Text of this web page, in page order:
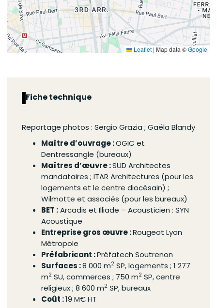
Leaflet |Map data ©Google
Fiche technique
Reportage photos : Sergio Grazia ; Gaëla Blandy
Maître d’ouvrage :OGIC et
Dentressangle (bureaux)
Maîtres d’œuvre :SUD Architectes
mandataires ; ITAR Architectures (pour les
logements et le centre diocésain) ;
Wilmotte et associés (pour les bureaux)
BET :Arcadis et Illiade – Acousticien : SYN
Acoustique
Entreprisegros œuvre:Rougeot Lyon
Métropole
Préfabricant :Préfatech Soutrenon
Surfaces :8 000 m2 SP, logements ; 1 277
m2 SU, commerces ; 750 m2 SP, centre
religieux ; 8 600 m2 SP, bureaux
Coût :19 M€ HT